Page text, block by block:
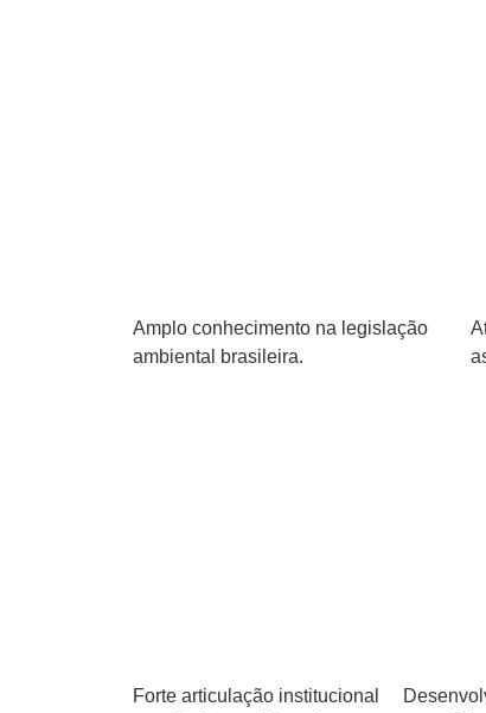
Amplo conhecimento na legislação
ambiental brasileira.
Forte articulação institucional